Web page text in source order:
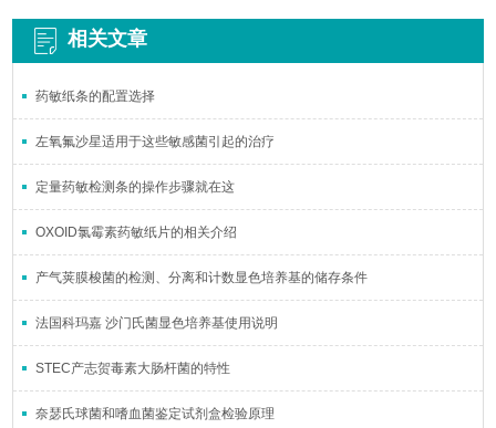
相关文章
药敏纸条的配置选择
左氧氟沙星适用于这些敏感菌引起的治疗
定量药敏检测条的操作步骤就在这
OXOID氯霉素药敏纸片的相关介绍
产气荚膜梭菌的检测、分离和计数显色培养基的储存条件
法国科玛嘉 沙门氏菌显色培养基使用说明
STEC产志贺毒素大肠杆菌的特性
奈瑟氏球菌和嗜血菌鉴定试剂盒检验原理